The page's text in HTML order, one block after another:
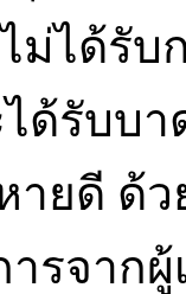
ม่ได้รั
ได้รับบ
ายดี ด้
ารจาก